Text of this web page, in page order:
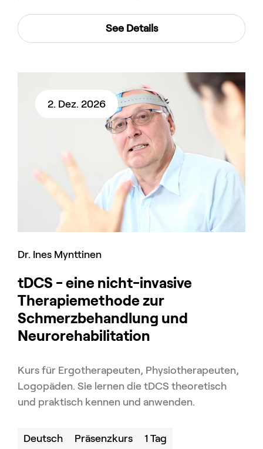
See Details
2. Dez. 2026
Dr. Ines Mynttinen
tDCS - eine nicht-invasive
Therapiemethode zur
Schmerzbehandlung und
Neurorehabilitation
Kurs für Ergotherapeuten, Physiotherapeuten,
Logopäden. Sie lernen die tDCS theoretisch
und praktisch kennen und anwenden.
Deutsch Präsenzkurs 1 Tag